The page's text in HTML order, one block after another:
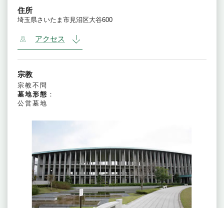
住所
埼玉県さいたま市見沼区大谷600
アクセス
宗教
宗教不問
墓地形態 ：
公営墓地